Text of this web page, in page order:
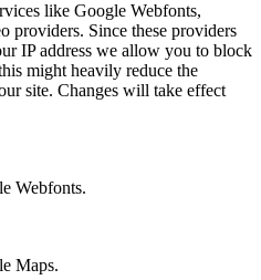
like Google Webfonts,
providers. Since these providers
IP address we allow you to block
might heavily reduce the
site. Changes will take effect
Webfonts.
Maps.